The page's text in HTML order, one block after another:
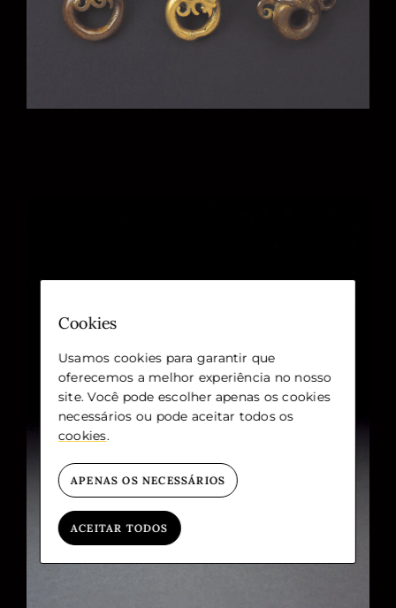
Cookies
Usamos cookies para garantir que
oferecemos a melhor experiência no nosso
site. Você pode escolher apenas os cookies
necessários ou pode aceitar todos os
cookies.
APENAS OS NECESSÁRIOS
ACEITAR TODOS